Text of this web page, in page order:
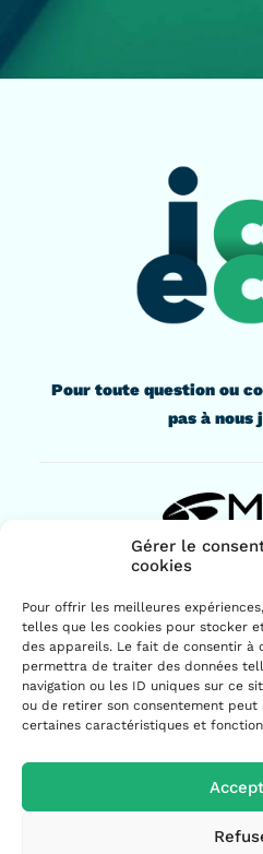
Gérer le
cookies
Pour offrir les meilleures
telles que les cookies pour stocker
des appareils. Le fait de consentir à
permettra de traiter des données
navigation ou les ID uniques sur ce
ou de retirer son consentement
certaines caractéristiques et
Pour toute question ou
pas à nous
Drummondville
819
© 2026 MRC de Drummond |